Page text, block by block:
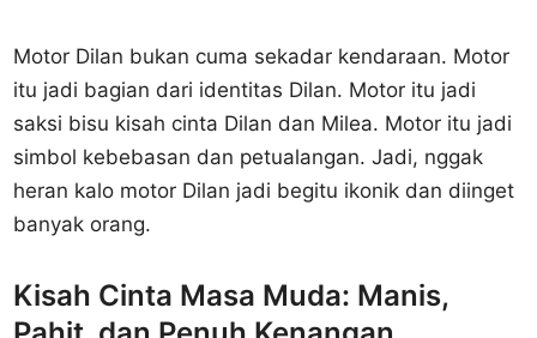
Motor Dilan bukan cuma sekadar kendaraan. Motor
itu jadi bagian dari identitas Dilan. Motor itu jadi
saksi bisu kisah cinta Dilan dan Milea. Motor itu jadi
simbol kebebasan dan petualangan. Jadi, nggak
heran kalo motor Dilan jadi begitu ikonik dan diinget
banyak orang.
Kisah Cinta Masa Muda: Manis,